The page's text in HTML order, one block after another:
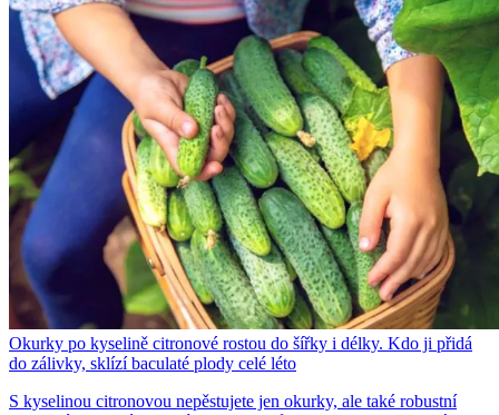
Okurky po kyselině citronové rostou do šířky i délky. Kdo ji přidá
do zálivky, sklízí baculaté plody celé léto
S kyselinou citronovou nepěstujete jen okurky, ale také robustní